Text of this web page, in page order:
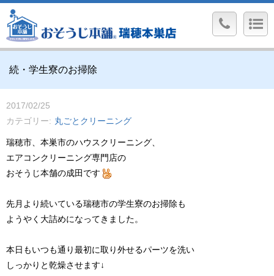
続・学生寮のお掃除
2017/02/25
カテゴリー
丸ごとクリーニング
瑞穂市、本巣市のハウスクリーニング、
エアコンクリーニング専門店の
おそうじ本舗の成田です
先月より続いている瑞穂市の学生寮のお掃除も
ようやく大詰めになってきました。
本日もいつも通り最初に取り外せるパーツを洗い
しっかりと乾燥させます↓